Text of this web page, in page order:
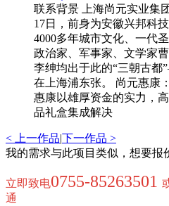
联系背景 上海尚元实业集
17日，前身为安徽兴邦科
4000多年城市文化、一代
政治家、军事家、文学家
李绅均出于此的“三朝古
在上海浦东张。 尚元惠康
惠康以雄厚资金的实力，
品礼盒集成解决
< 上一作品|下一作品 >
我的需求与此项目类似，想要报
立即致电0755-85263501
通